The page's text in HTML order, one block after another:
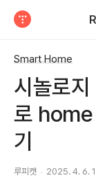
Smart Home
시놀로
로
기
루피캣 2025. 4. 6.